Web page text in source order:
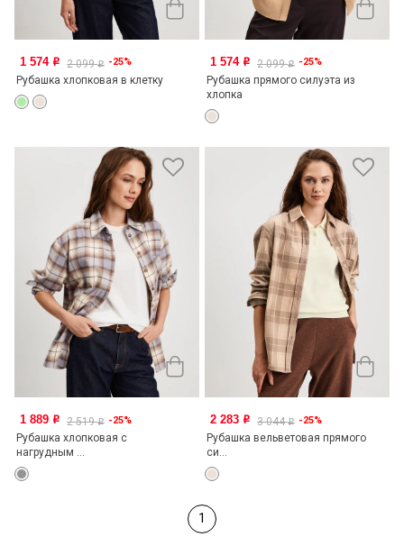
1 574 o 2 099o -25%
Рубашка хлопковая в клетку
1 574 o 2 099o -25%
Рубашка прямого силуэта из
хлопка
1 889 o 2 519o -25%
Рубашка хлопковая с
нагрудным ...
2 283 o 3 044o -25%
Рубашка вельветовая прямого
си...
1